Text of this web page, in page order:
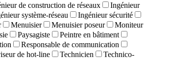
de construction de réseaux
Ingénieur
système-réseau
Ingénieur sécurité
Menuisier Menuisier poseur
Moniteur
Paysagiste
Peintre en bâtiment
Responsable de communication
de hot-line Technicien
Technico-